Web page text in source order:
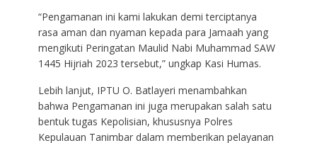
“Pengamanan ini kami lakukan demi terciptanya
rasa aman dan nyaman kepada para Jamaah yang
mengikuti Peringatan Maulid Nabi Muhammad SAW
1445 Hijriah 2023 tersebut,” ungkap Kasi Humas.
Lebih lanjut, IPTU O. Batlayeri menambahkan
bahwa Pengamanan ini juga merupakan salah satu
bentuk tugas Kepolisian, khususnya Polres
Kepulauan Tanimbar dalam memberikan pelayanan